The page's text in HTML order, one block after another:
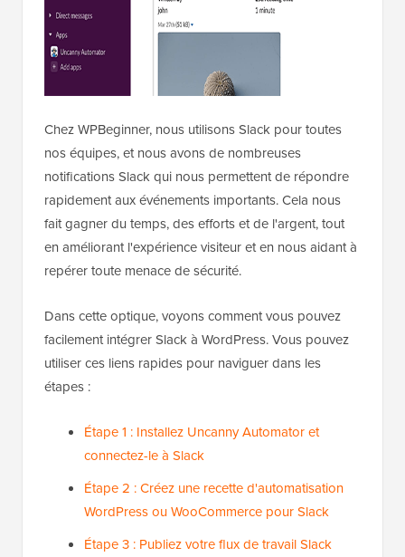
Chez WPBeginner, nous utilisons Slack pour toutes
nos équipes, et nous avons de nombreuses
notifications Slack qui nous permettent de répondre
rapidement aux événements importants. Cela nous
fait gagner du temps, des efforts et de l'argent, tout
en améliorant l'expérience visiteur et en nous aidant à
repérer toute menace de sécurité.
Dans cette optique, voyons comment vous pouvez
facilement intégrer Slack à WordPress. Vous pouvez
utiliser ces liens rapides pour naviguer dans les
étapes :
Étape 1 : Installez Uncanny Automator et
connectez-le à Slack
Étape 2 : Créez une recette d'automatisation
WordPress ou WooCommerce pour Slack
Étape 3 : Publiez votre flux de travail Slack